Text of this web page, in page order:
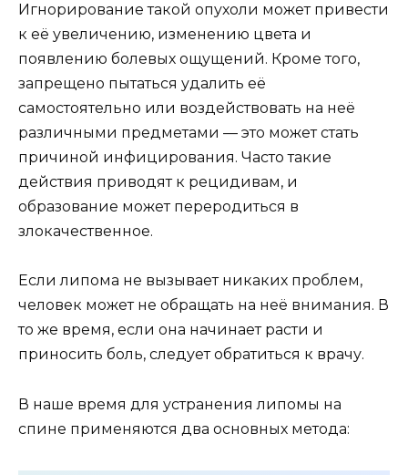
Игнорирование такой опухоли может привести
к её увеличению, изменению цвета и
появлению болевых ощущений. Кроме того,
запрещено пытаться удалить её
самостоятельно или воздействовать на неё
различными предметами — это может стать
причиной инфицирования. Часто такие
действия приводят к рецидивам, и
образование может переродиться в
злокачественное.
Если липома не вызывает никаких проблем,
человек может не обращать на неё внимания. В
то же время, если она начинает расти и
приносить боль, следует обратиться к врачу.
В наше время для устранения липомы на
спине применяются два основных метода: